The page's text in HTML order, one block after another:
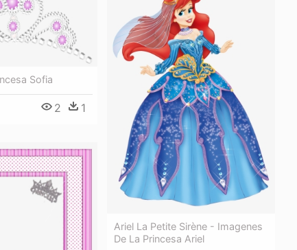
Ariel La Petite Sirène - Imagenes
De La Princesa Ariel
Sofia
2 1